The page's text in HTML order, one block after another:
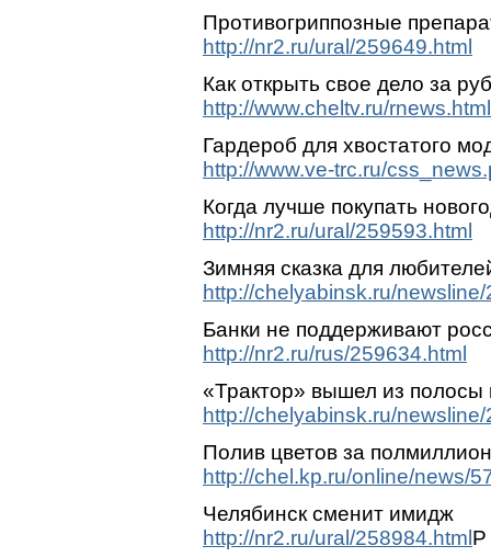
Противогриппозные
http://nr2.ru/ural/259649.html
Как открыть свое дело за
http://www.cheltv.ru/
Гардероб для хвостатого
http://www.ve-trc.ru/
Когда лучше покупать
http://nr2.ru/ural/259593.html
Зимняя сказка для
http://chelyabinsk.ru/
Банки не поддерживают
http://nr2.ru/rus/259634.html
«Трактор» вышел из полосы
http://chelyabinsk.ru/
Полив цветов за
http://chel.kp.ru/online/news/
Челябинск сменит имидж
http://nr2.ru/ural/258984.html P